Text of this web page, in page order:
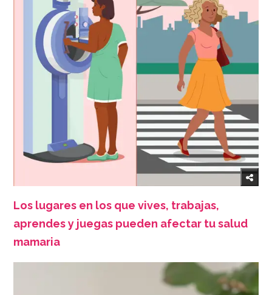
Los lugares en los que vives, trabajas,
aprendes y juegas pueden afectar tu salud
mamaria